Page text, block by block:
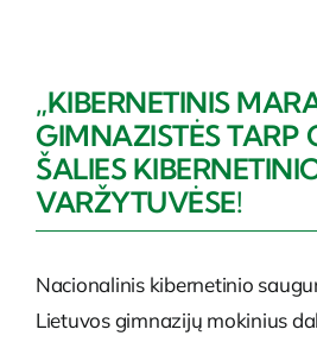
Tarptautinis
Administracinė
PARAMA
„KIBERNETINIS
GIMNAZISTĖS TARP
ŠALIES
VARŽYTUVĖSE!
Nacionalinis kibernetinio
Lietuvos gimnazijų mokinius